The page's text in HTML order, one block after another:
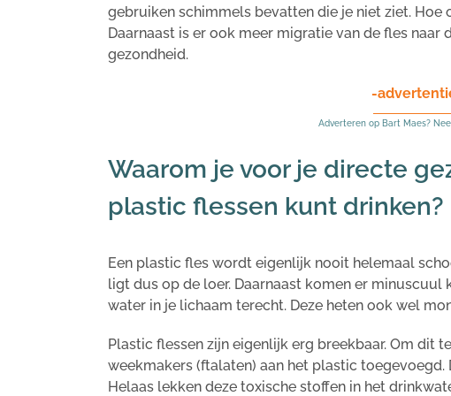
gebruiken schimmels bevatten die je niet ziet.
Daarnaast is er ook meer migratie van de fles naar
gezondheid.
-
Adverteren op Bart Maes?
Waarom je voor je directe
plastic flessen kunt drinken?
Een plastic fles wordt eigenlijk nooit helemaal
ligt dus op de loer. Daarnaast komen er
water in je lichaam terecht. Deze heten ook wel
Plastic flessen zijn eigenlijk erg breekbaar. Om dit
weekmakers (ftalaten) aan het plastic
Helaas lekken deze toxische stoffen in het